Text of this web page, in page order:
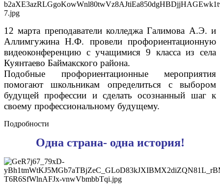
12 марта преподаватели колледжа Галимова А.Э. и
Аллимгужина Н.Ф. провели профориентационную
видеоконференцию с учащимися 9 класса из села
Куянтаево Баймакского района.
Подобные профориентационные мероприятия
помогают школьникам определиться с выбором
будущей профессии и сделать осознанный шаг к
своему профессиональному будущему.
Подробности
Одна страна- одна история!